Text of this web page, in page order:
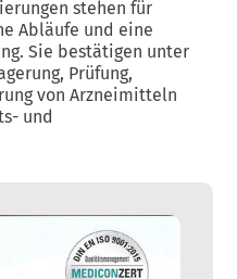
stehen für
Abläufe und eine
Sie bestätigen unter
Prüfung,
von Arzneimitteln
und